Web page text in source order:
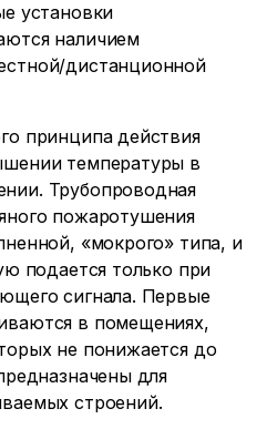
установки
наличием
дистанционной
принципа действия
температуры в
Трубопроводная
пожаротушения
«мокрого» типа, и
подается только при
сигнала. Первые
в помещениях,
не понижается до
для
строений.